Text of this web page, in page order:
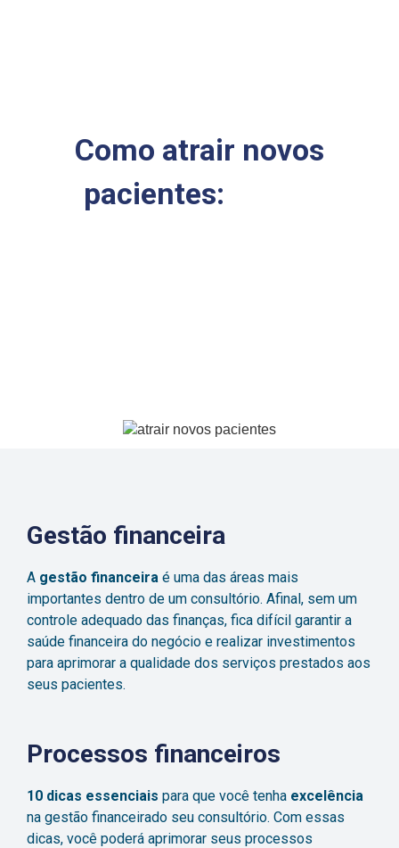
Como atrair novos
pacientes:
Gestão financeira
A gestão financeira é uma das áreas mais
importantes dentro de um consultório. Afinal, sem um
controle adequado das finanças, fica difícil garantir a
saúde financeira do negócio e realizar investimentos
para aprimorar a qualidade dos serviços prestados aos
seus pacientes.
Processos financeiros
10 dicas essenciais para que você tenha excelência
na gestão financeirado seu consultó rio. Com essas
dicas, você poderá aprimorar seus processos